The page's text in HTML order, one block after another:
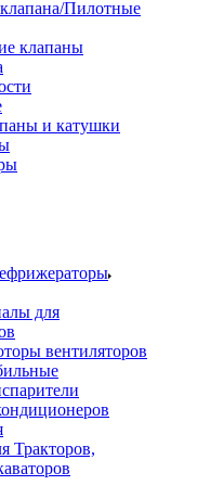
Пилотные
клапаны
и катушки
для
вентиляторов
Тракторов,